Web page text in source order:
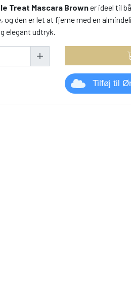
Treat Mascara Browner ideel til
den er let at fjerne med en
elegant udtryk.
Tilføj til